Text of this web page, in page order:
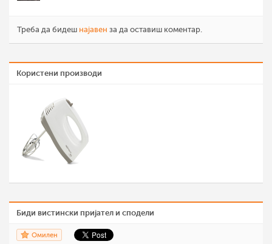
Треба да бидеш најавен за да оставиш коментар.
Користени производи
Биди вистински пријател и сподели
Омилен